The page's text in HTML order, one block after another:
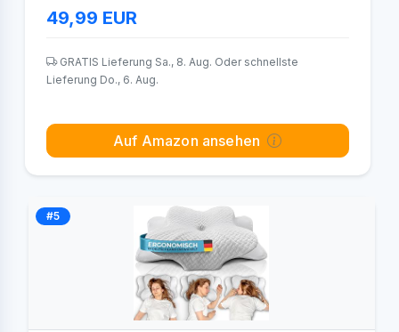
49,99 EUR
GRATIS Lieferung Sa., 8. Aug. Oder schnellste
Lieferung Do., 6. Aug.
Auf Amazon ansehen
#5